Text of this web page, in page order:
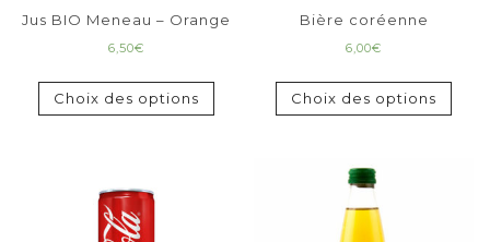
Jus BIO Meneau – Orange
6,50€
Choix des options
Bière coréenne
6,00€
Choix des options